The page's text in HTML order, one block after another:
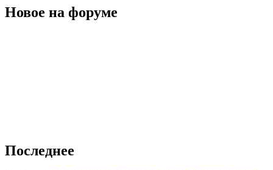
Новое на форуме
Последнее